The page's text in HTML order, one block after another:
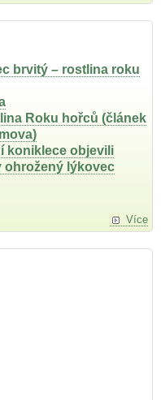
brvitý – rostlina roku
Roku hořců (článek
koniklece objevili
ohrožený lýkovec
Více